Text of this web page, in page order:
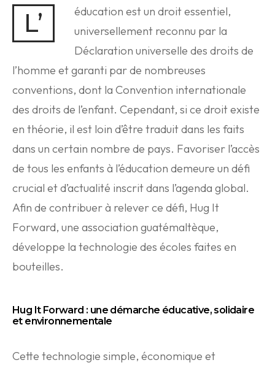
L’
éducation est un droit essentiel,
universellement reconnu par la
Déclaration universelle des droits de
l’homme et garanti par de nombreuses
conventions, dont la Convention internationale
des droits de l’enfant. Cependant, si ce droit existe
en théorie, il est loin d’être traduit dans les faits
dans un certain nombre de pays. Favoriser l’accès
de tous les enfants à l’éducation demeure un défi
crucial et d’actualité inscrit dans l’agenda global.
Afin de contribuer à relever ce défi, Hug It
Forward, une association guatémaltèque,
développe la technologie des écoles faites en
bouteilles.
Hug It Forward : une démarche éducative, solidaire
et environnementale
Cette technologie simple, économique et